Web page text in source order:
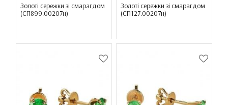
Золоті сережки зі смарагдом
(СП899.00207н)
Золоті сережки зі смарагдом
(СП127.00207н)